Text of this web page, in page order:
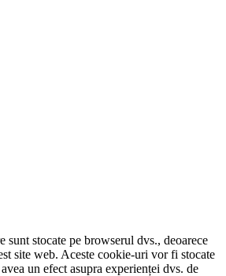
stocate pe browserul dvs., deoarece
site web. Aceste cookie-uri vor fi stocate
un efect asupra experienței dvs. de